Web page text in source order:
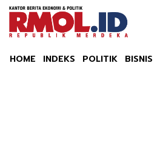
HOME INDEKS POLITIK BISNIS